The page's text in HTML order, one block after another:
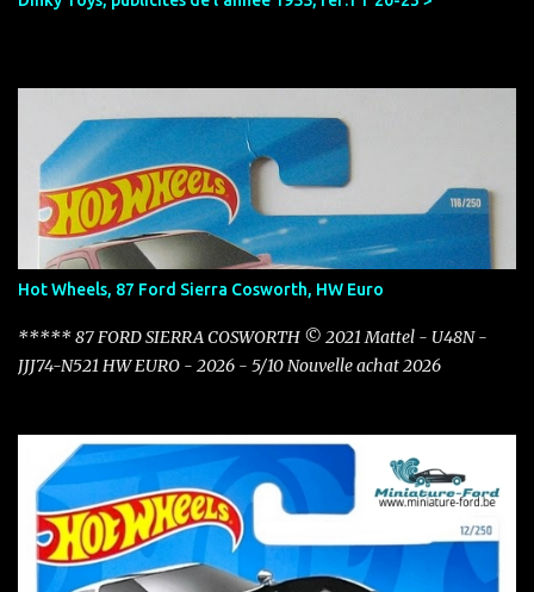
Hot Wheels, 87 Ford Sierra Cosworth, HW Euro
***** 87 FORD SIERRA COSWORTH © 2021 Mattel - U48N -
JJJ74-N521 HW EURO - 2026 - 5/10 Nouvelle achat 2026